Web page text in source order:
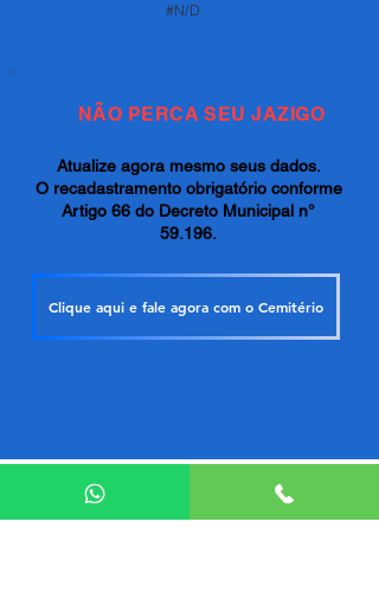
#N/D
NÃO PERCA SEU JAZIGO
Atualize agora mesmo seus dados.
O recadastramento obrigatório conforme
Artigo 66 do Decreto Municipal n°
59.196.
Clique aqui e fale agora com o Cemitério